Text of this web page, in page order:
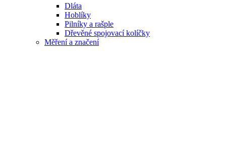
Dláta
Hoblíky
Pilníky a rašple
Dřevěné spojovací kolíčky
Měření a značení